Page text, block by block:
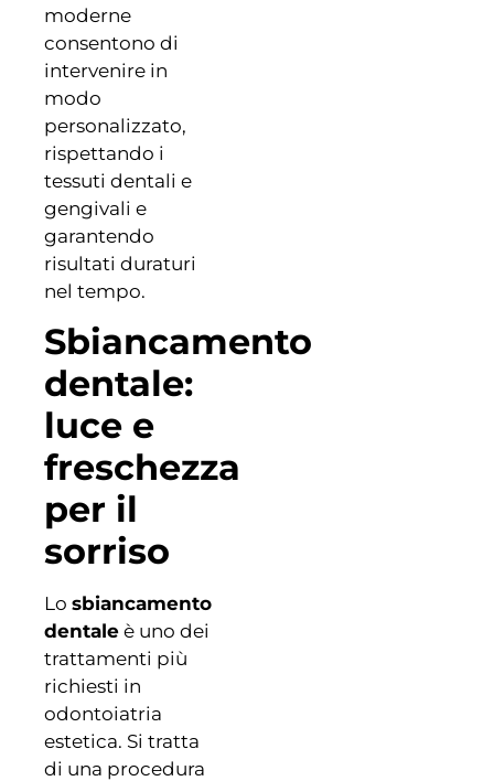
moderne
consentono di
intervenire in
modo
personalizzato,
rispettando i
tessuti dentali e
gengivali e
garantendo
risultati duraturi
nel tempo.
Sbiancamento
dentale:
luce e
freschezza
per il
sorriso
Lo sbiancamento
dentale è uno dei
trattamenti più
richiesti in
odontoiatria
estetica. Si tratta
di una procedura